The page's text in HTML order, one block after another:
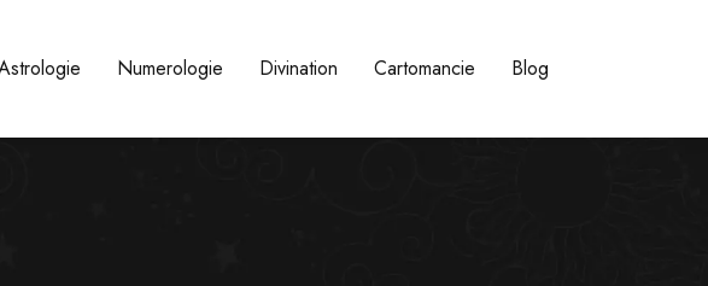
Numerologie Divination Cartomancie Blog